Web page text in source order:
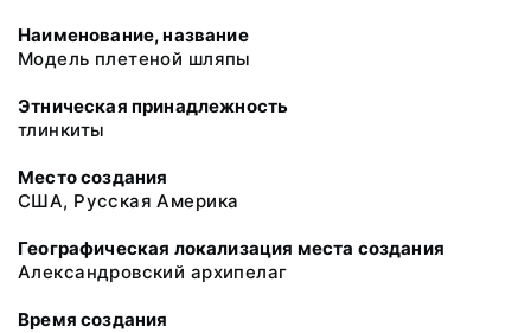
Наименование, название
Модель плетеной шляпы
Этническая принадлежность
тлинкиты
Место создания
США, Русская Америка
Географическая локализация места создания
Александровский архипелаг
Время создания